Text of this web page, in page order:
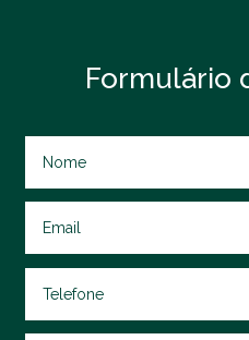
Formulário